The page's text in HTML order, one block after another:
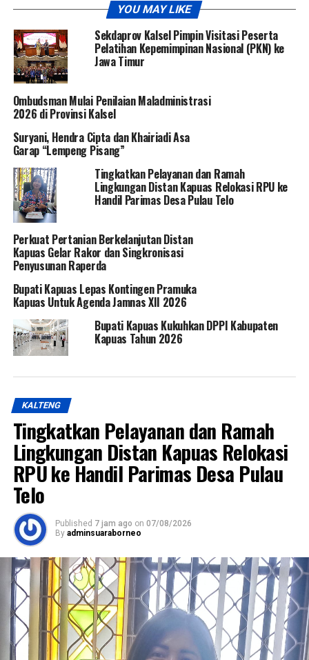
YOU MAY LIKE
Sekdaprov Kalsel Pimpin Visitasi Peserta
Pelatihan Kepemimpinan Nasional (PKN) ke
Jawa Timur
Ombudsman Mulai Penilaian Maladministrasi
2026 di Provinsi Kalsel
Suryani, Hendra Cipta dan Khairiadi Asa
Garap “Lempeng Pisang”
Tingkatkan Pelayanan dan Ramah
Lingkungan Distan Kapuas Relokasi RPU ke
Handil Parimas Desa Pulau Telo
Perkuat Pertanian Berkelanjutan Distan
Kapuas Gelar Rakor dan Singkronisasi
Penyusunan Raperda
Bupati Kapuas Lepas Kontingen Pramuka
Kapuas Untuk Agenda Jamnas XII 2026
Bupati Kapuas Kukuhkan DPPI Kabupaten
Kapuas Tahun 2026
KALTENG
Tingkatkan Pelayanan dan Ramah
Lingkungan Distan Kapuas Relokasi
RPU ke Handil Parimas Desa Pulau
Telo
Published 7 jam ago on 07/08/2026
By adminsuaraborneo